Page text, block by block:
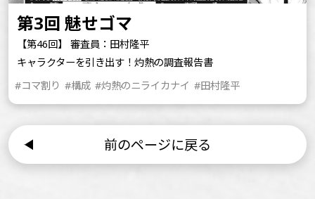
第3回 魅せゴマ
【第46回】 審査員：田村隆平
キャラクターを引き出す！灼熱の調査報告書
#コマ割り #構成 #灼熱のニライカナイ #田村隆平
前のページに戻る